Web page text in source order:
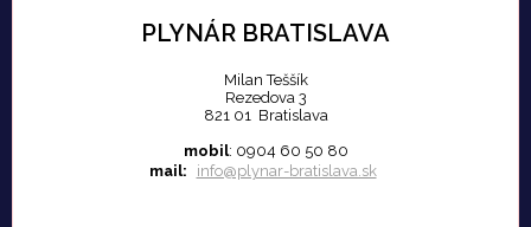
PLYNÁR BRATISLAVA
Milan Teššík
Rezedova 3
821 01 Bratislava
mobil: 0904 60 50 80
mail:
info@plynar-bratislava.sk